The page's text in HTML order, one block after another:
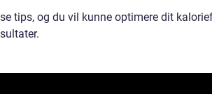
tips, og du vil kunne optimere dit